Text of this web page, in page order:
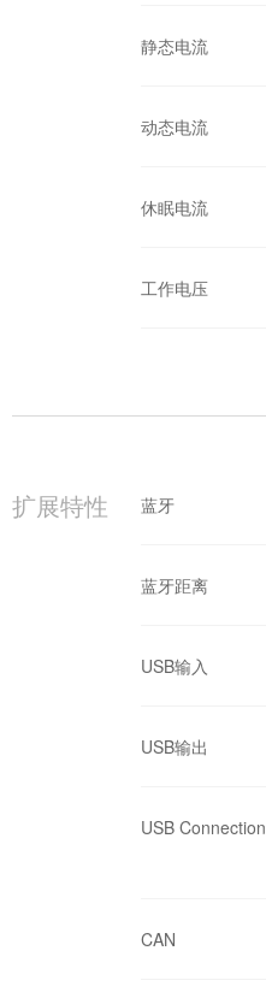
静态电流
动态电流
休眠电流
工作电压
扩展特性 蓝牙
蓝牙距离
USB输入
USB输出
USB Connection
CAN